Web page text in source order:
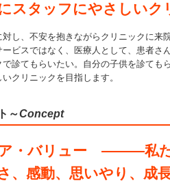
スタッフにやさしいク
し、不安を抱きながらクリニックに
ビスではなく、医療人として、患者さ
で診てもらいたい。自分の子供を診て
クリニックを目指します。
～Concept
ア・バリュー ———私
、感動、思いやり、成長